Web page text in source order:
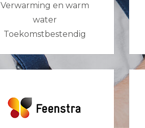
Verwarming en warm
water
Toekomstbestendig